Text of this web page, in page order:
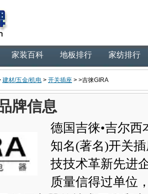
家装百科 地板排行 家纺排行
建材/五金/机电 > 开关插座 > >吉徕GIRA
牌信息
德国吉徕•吉尔
知名(著名)开关
技技术革新先进
质量信得过单位